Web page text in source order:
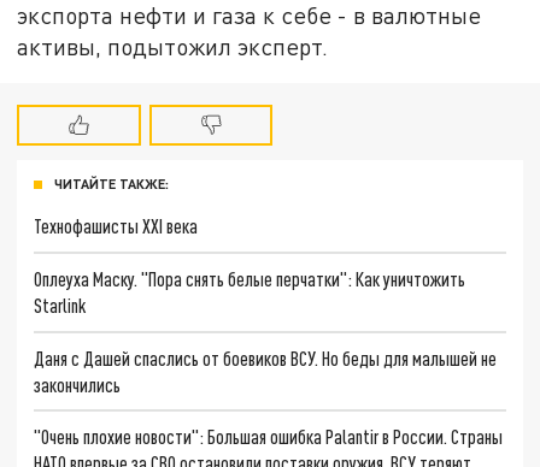
экспорта нефти и газа к себе - в валютные
активы, подытожил эксперт.
ЧИТАЙТЕ ТАКЖЕ:
Технофашисты XXI века
Оплеуха Маску. "Пора снять белые перчатки": Как уничтожить
Starlink
Даня с Дашей спаслись от боевиков ВСУ. Но беды для малышей не
закончились
"Очень плохие новости": Большая ошибка Palantir в России. Страны